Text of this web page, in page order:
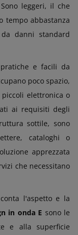
leggeri, il che
tempo abbastanza
danni standard
e facili da
poco spazio,
elettronica o
ai requisiti degli
sottile, sono
cataloghi o
apprezzata
che necessitano
l'aspetto e la
in onda E sono le
e alla superficie